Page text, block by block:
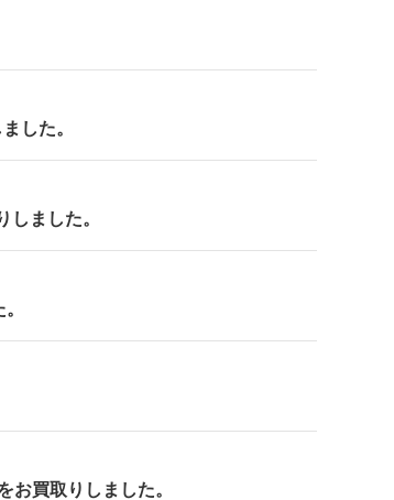
した。
ました。
買取りしました。